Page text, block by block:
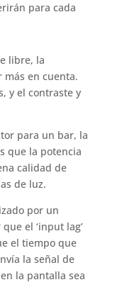
para cada
libre, la
más en cuenta.
y el contraste y
para un bar, la
que la potencia
calidad de
de luz.
por un
el ‘input lag’
el tiempo que
la señal de
la pantalla sea